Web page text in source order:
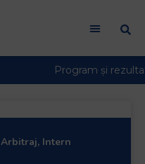
Arbitraj, Intern